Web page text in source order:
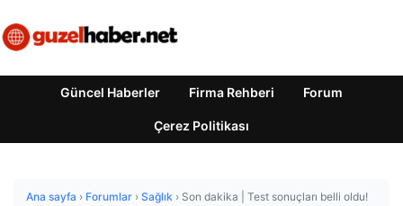
Güncel Haberler Firma Rehberi Forum
Çerez Politikası
Ana sayfa › Forumlar › Sağlık › Son dakika | Test sonuçları belli oldu!